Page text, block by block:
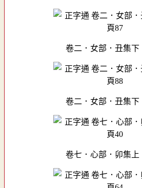
卷二．女部．丑集下
卷二．女部．丑集下
卷七．心部．卯集上